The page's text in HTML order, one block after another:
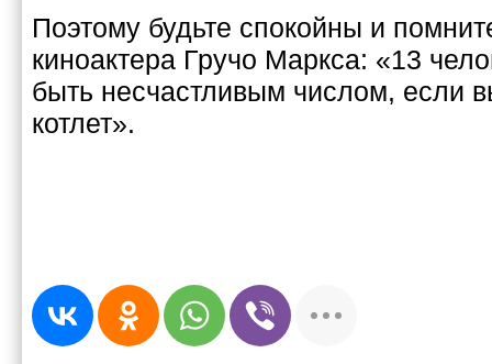
Поэтому будьте спокойны и
киноактера Гручо Маркса: «13
быть несчастливым числом, если
котлет».